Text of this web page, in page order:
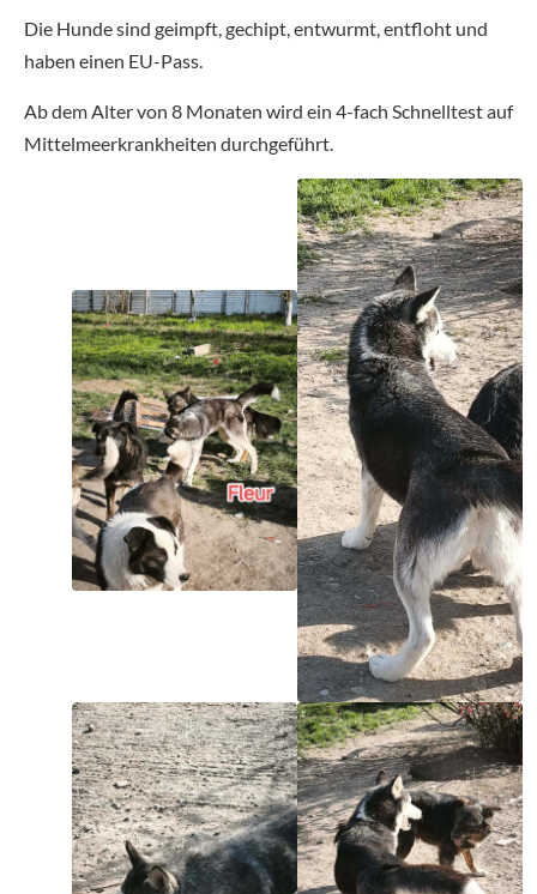
Die Hunde sind geimpft, gechipt, entwurmt, entfloht und
haben einen EU-Pass.
Ab dem Alter von 8 Monaten wird ein 4-fach Schnelltest auf
Mittelmeerkrankheiten durchgeführt.